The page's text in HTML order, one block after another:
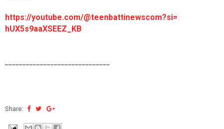
https://youtube.com/@teenbattinewscom?si=
hUX5s9aaXSEEZ_KB
Share: